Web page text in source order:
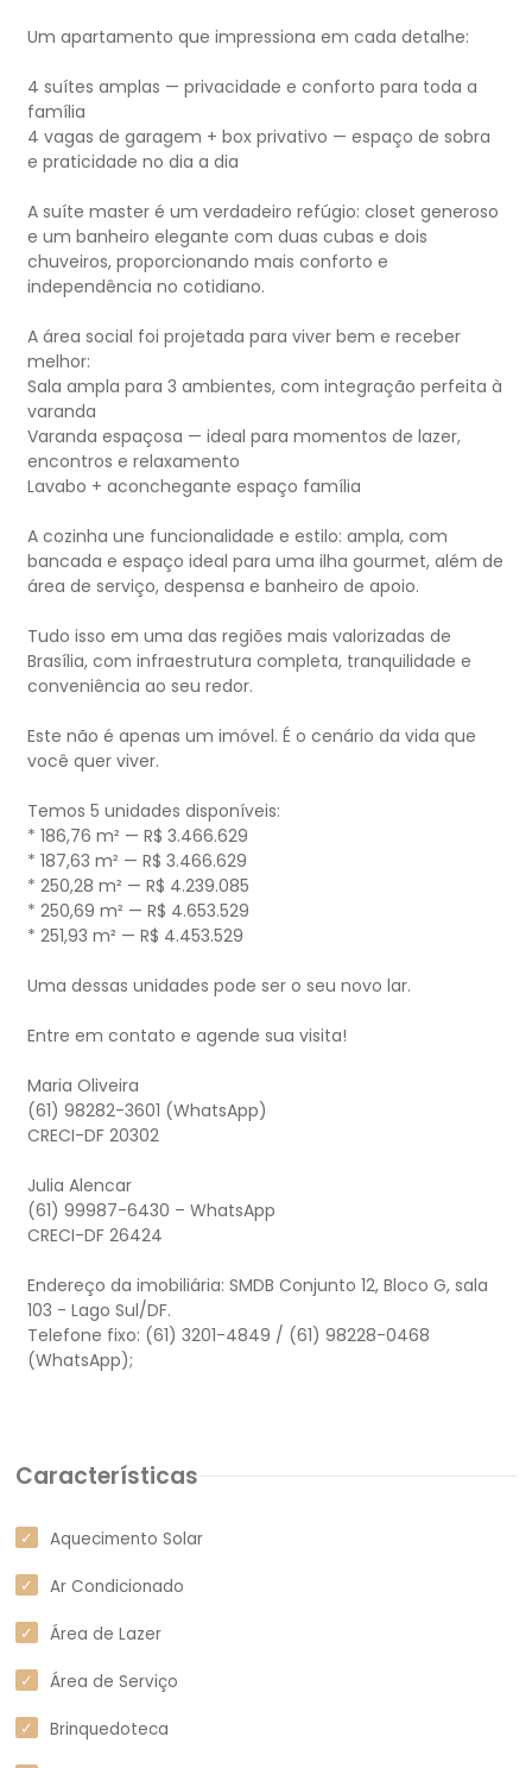
Um apartamento que impressiona em cada detalhe:
4 suítes amplas — privacidade e conforto para toda a
família
4 vagas de garagem + box privativo — espaço de sobra
e praticidade no dia a dia
A suíte master é um verdadeiro refúgio: closet generoso
e um banheiro elegante com duas cubas e dois
chuveiros, proporcionando mais conforto e
independência no cotidiano.
A área social foi projetada para viver bem e receber
melhor:
Sala ampla para 3 ambientes, com integração perfeita à
varanda
Varanda espaçosa — ideal para momentos de lazer,
encontros e relaxamento
Lavabo + aconchegante espaço família
A cozinha une funcionalidade e estilo: ampla, com
bancada e espaço ideal para uma ilha gourmet, além de
área de serviço, despensa e banheiro de apoio.
Tudo isso em uma das regiões mais valorizadas de
Brasília, com infraestrutura completa, tranquilidade e
conveniência ao seu redor.
Este não é apenas um imóvel. É o cenário da vida que
você quer viver.
Temos 5 unidades disponíveis:
* 186,76 m² — R$ 3.466.629
* 187,63 m² — R$ 3.466.629
* 250,28 m² — R$ 4.239.085
* 250,69 m² — R$ 4.653.529
* 251,93 m² — R$ 4.453.529
Uma dessas unidades pode ser o seu novo lar.
Entre em contato e agende sua visita!
Maria Oliveira
(61) 98282-3601 (WhatsApp)
CRECI-DF 20302
Julia Alencar
(61) 99987-6430 – WhatsApp
CRECI-DF 26424
Endereço da imobiliária: SMDB Conjunto 12, Bloco G, sala
103 - Lago Sul/DF.
Telefone fixo: (61) 3201-4849 / (61) 98228-0468
(WhatsApp);
Características
Aquecimento Solar
Ar Condicionado
Área de Lazer
Área de Serviço
Brinquedoteca